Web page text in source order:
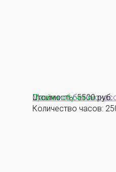
Машинист
Стоимость: 5500 руб.
Количество часов:
Пройти обучение